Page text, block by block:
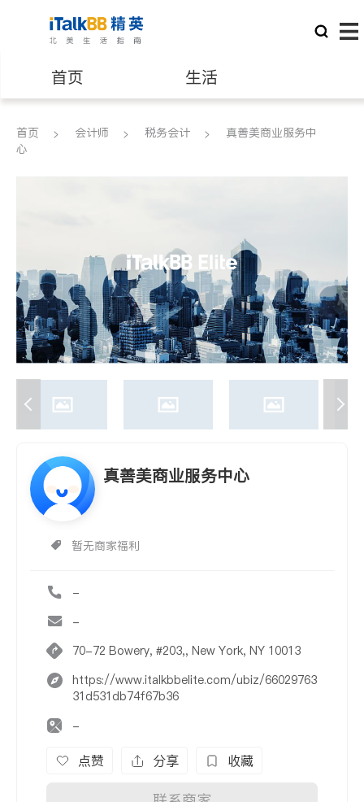
首页 生活
医生 律师
养老 非盈利组织
首页 会计师 税务会计
真善美商业服务中
心
真善美商业服务中心
暂无商家福利
-
-
70-72 Bowery, #203,, New York, NY 10013
https://www.italkbbelite.com/ubiz/66029763
31d531db74f67b36
-
点赞 分享 收藏